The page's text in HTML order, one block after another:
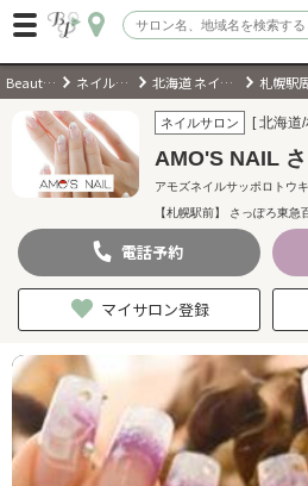
ログイン
会員登録（無料）
キーワード検索
ジャンルを選択
キーワードで検索
近くのサロンを探す
BeautyPark ネイルサロン 北海道 ネイルサロン
ネイルサロン [ 北海道
AMO'S NAIL
アモズネイルサッポロトウ
【札幌駅前】 さっぽろ東急
電話予約
マイサロン登録